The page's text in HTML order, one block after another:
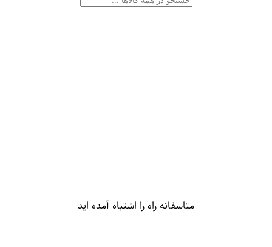
متاسفانه راه را اشتباه آمده اید